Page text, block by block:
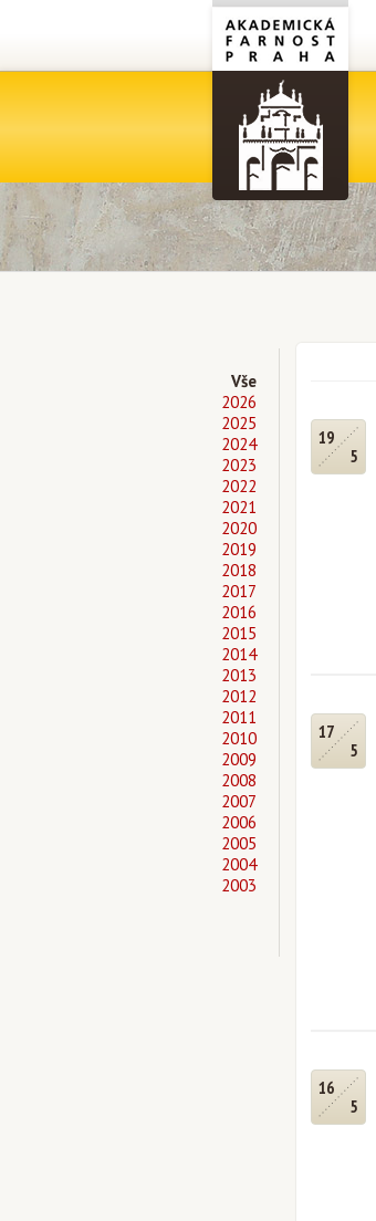
Vše
2026
2025
2024
2023
2022
2021
2020
2019
2018
2017
2016
2015
2014
2013
2012
2011
2010
2009
2008
2007
2006
2005
2004
2003
19
5
17
5
16
5